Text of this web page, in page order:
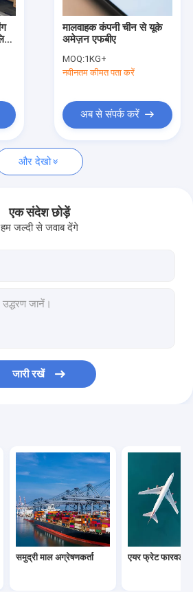
मालवाहक कंपनी चीन से यूके
अमेज़न एफबीए
MOQ:1KG+
नवीनतम कीमत पता करें
अब से संपर्क करें
और देखो
एक संदेश छोड़ें
हम जल्दी से जवाब देंगे
जारी रखें
समुद्री माल अग्रेषणकर्ता एयर फ्रेट फारवर्डर